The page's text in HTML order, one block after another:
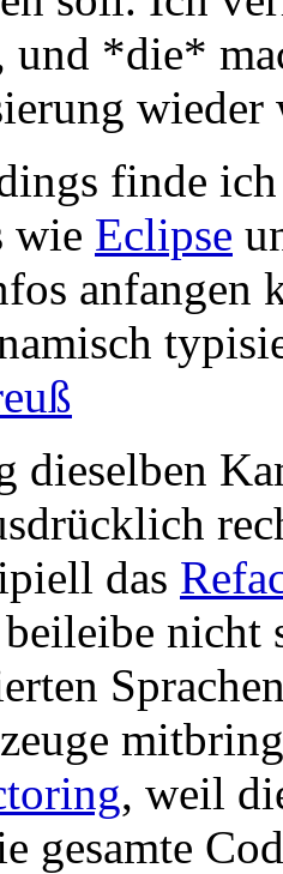
und *die*
finde ich
wie Eclipse
anfangen
dieselben
das
nicht
, weil
gesamte